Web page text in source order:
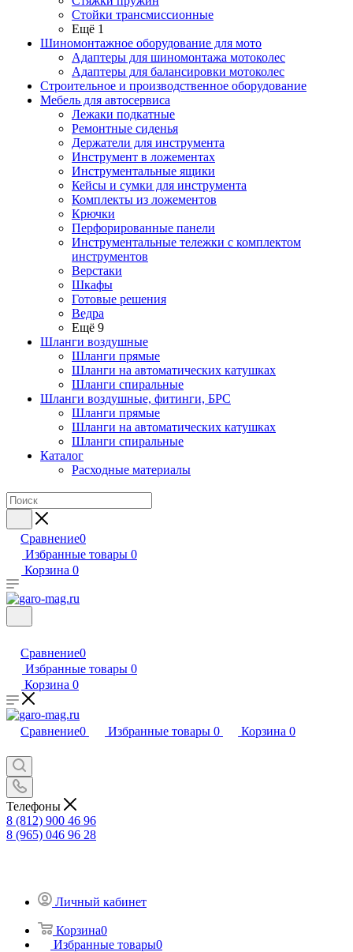
Стойки трансмиссионные
Ещё 1
Шиномонтажное оборудование для мото
Адаптеры для шиномонтажа мотоколес
Адаптеры для балансировки мотоколес
Строительное и производственное оборудование
Мебель для автосервиса
Лежаки подкатные
Ремонтные сиденья
Держатели для инструмента
Инструмент в ложементах
Инструментальные ящики
Кейсы и сумки для инструмента
Комплекты из ложементов
Крючки
Перфорированные панели
Инструментальные тележки с комплектом
инструментов
Верстаки
Шкафы
Готовые решения
Ведра
Ещё 9
Шланги воздушные
Шланги прямые
Шланги на автоматических катушках
Шланги спиральные
Шланги воздушные, фитинги, БРС
Шланги прямые
Шланги на автоматических катушках
Шланги спиральные
Каталог
Расходные материалы
Сравнение0
Избранные товары 0
Корзина 0
Сравнение0
Избранные товары 0
Корзина 0
Сравнение0 Избранные товары 0 Корзина 0
Телефоны
8 (812) 900 46 96
8 (965) 046 96 28
Личный кабинет
Корзина0
Избранные товары0